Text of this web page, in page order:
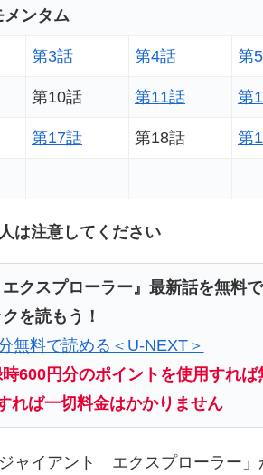
ンタム
第3話 第4話 第
第10話 第11話 第
第17話 第18話 第
は注意してください
クスプローラー』最新話を無料
を読もう！
無料で読める＜U-NEXT＞
600円分のポイントを使用すれば
れば一切料金はかかりません
ャイアント エクスプローラー」